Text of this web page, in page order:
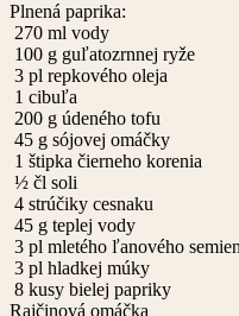
Plnená paprika:
270 ml vody
100 g guľatozrnnej ryže
3 pl repkového oleja
1 cibuľa
200 g údeného tofu
45 g sójovej omáčky
1 štipka čierneho korenia
½ čl soli
4 strúčiky cesnaku
45 g teplej vody
3 pl mletého ľanového
3 pl hladkej múky
8 kusy bielej papriky
Rajčinová omáčka